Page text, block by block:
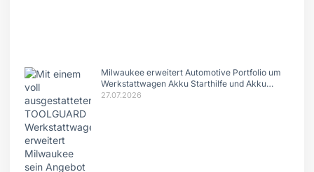
Milwaukee erweitert Automotive Portfolio um
Werkstattwagen Akku Starthilfe und Akku
Ratschen
27.07.2026